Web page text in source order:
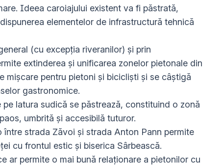
Ideea caroiajului existent va fi păstrată,
elementelor de infrastructură tehnică
(cu excepția riveranilor) și prin
extinderea și unificarea zonelor pietonale din
mișcare pentru pietoni și bicicliști și se câștigă
gastronomice.
latura sudică se păstrează, constituind o zonă
umbrită și accesibilă tuturor.
între strada Zăvoi și strada Anton Pann permite
cu frontul estic și biserica Sârbească.
ar permite o mai bună relaționare a pietonilor cu